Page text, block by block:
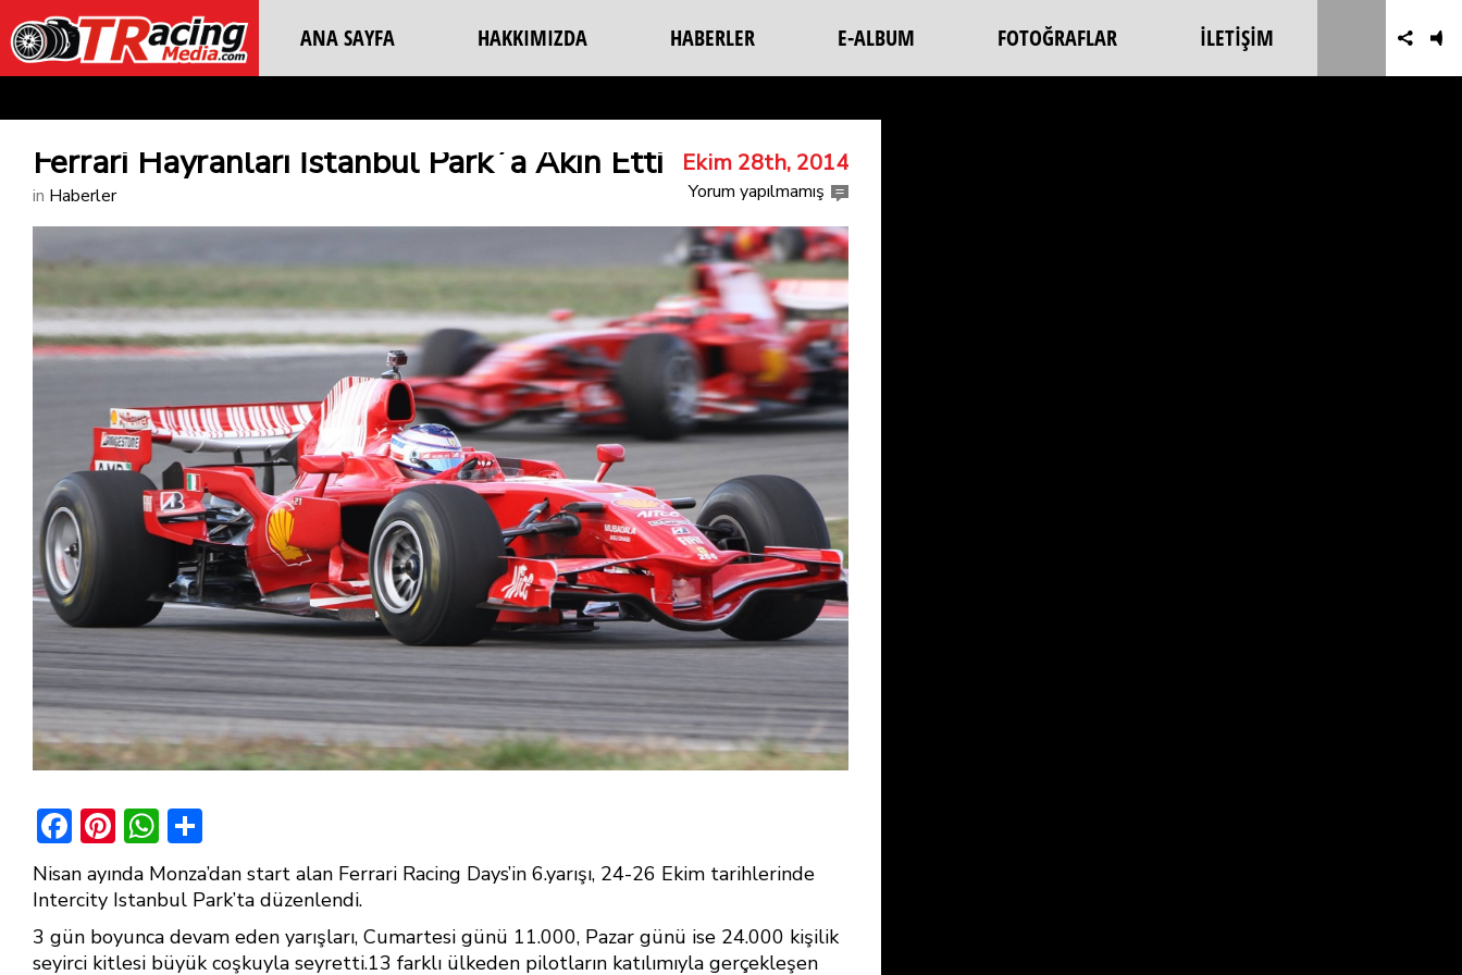
ANA SAYFA HAKKIMIZDA HABERLER E-ALBUM FOTOĞRAFLAR İLETİŞİM
Ekim 28th, 2014
Yorum yapılmamış
Ferrari Hayranları İstanbul Park´a Akın Etti
in Haberler
F
ac
e
b
o
Pi
nt
er
e
st
W
h
at
s
A
h
ar
e
Nisan ayında Monza’dan start alan Ferrari Racing Days’in 6.yarışı, 24-26 Ekim tarihlerinde
Intercity Istanbul Park’ta düzenlendi.
3 gün boyunca devam eden yarışları, Cumartesi günü 11.000, Pazar günü ise 24.000 kişilik
seyirci kitlesi büyük coşkuyla seyretti.13 farklı ülkeden pilotların katılımıyla gerçekleşen